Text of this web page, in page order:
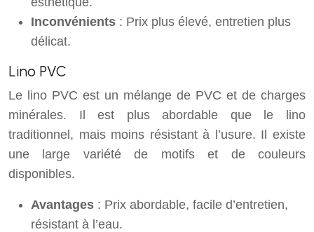
Inconvénients : Prix plus élevé, entretien plus
délicat.
Lino PVC
Le lino PVC est un mélange de PVC et de charges
minérales. Il est plus abordable que le lino
traditionnel, mais moins résistant à l’usure. Il existe
une large variété de motifs et de couleurs
disponibles.
Avantages : Prix abordable, facile d’entretien,
résistant à l’eau.